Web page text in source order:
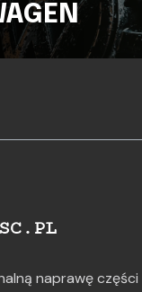
naprawę części